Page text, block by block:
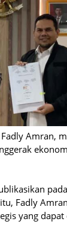
Amran,
Fadly
yang